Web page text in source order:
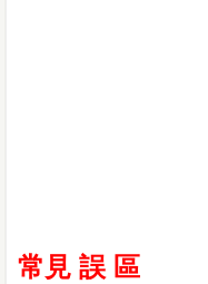
常見 誤 區